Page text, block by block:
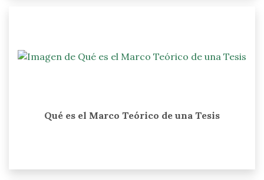
Qué es el Marco Teórico de una Tesis